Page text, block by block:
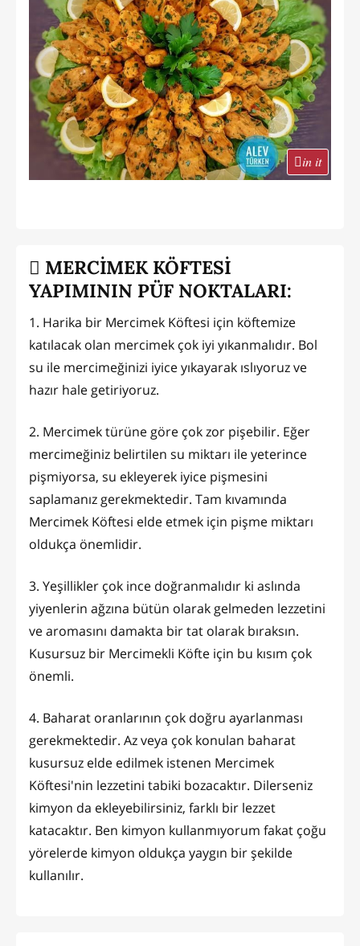
in it
MERCİMEK KÖFTESİ
YAPIMININ PÜF NOKTALARI:
1. Harika bir Mercimek Köftesi için köftemize
katılacak olan mercimek çok iyi yıkanmalıdır. Bol
su ile mercimeğinizi iyice yıkayarak ıslıyoruz ve
hazır hale getiriyoruz.
2. Mercimek türüne göre çok zor pişebilir. Eğer
mercimeğiniz belirtilen su miktarı ile yeterince
pişmiyorsa, su ekleyerek iyice pişmesini
saplamanız gerekmektedir. Tam kıvamında
Mercimek Köftesi elde etmek için pişme miktarı
oldukça önemlidir.
3. Yeşillikler çok ince doğranmalıdır ki aslında
yiyenlerin ağzına bütün olarak gelmeden lezzetini
ve aromasını damakta bir tat olarak bıraksın.
Kusursuz bir Mercimekli Köfte için bu kısım çok
önemli.
4. Baharat oranlarının çok doğru ayarlanması
gerekmektedir. Az veya çok konulan baharat
kusursuz elde edilmek istenen Mercimek
Köftesi'nin lezzetini tabiki bozacaktır. Dilerseniz
kimyon da ekleyebilirsiniz, farklı bir lezzet
katacaktır. Ben kimyon kullanmıyorum fakat çoğu
yörelerde kimyon oldukça yaygın bir şekilde
kullanılır.